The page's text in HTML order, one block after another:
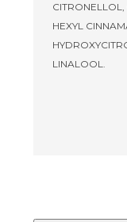
HEXYL
LINALOOL.